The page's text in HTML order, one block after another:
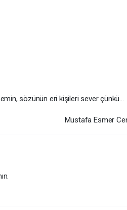
sözünün eri kişileri sever çünkü…